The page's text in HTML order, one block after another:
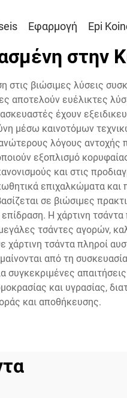
Εφαρμογή Epi
στην
στις βιώσιμες λύσεις
αποτελούν ευέλικτες
έχουν
μέσω καινοτόμων
λόγους αντοχής
εξοπλισμό
και στις
επιχαλκώματα
σε βιώσιμες
Η χάρτινη
τσάντες αγορών,
τσάντα πληροί
από τη
συγκεκριμένες
και υγρασίας,
και αποθήκευσης.